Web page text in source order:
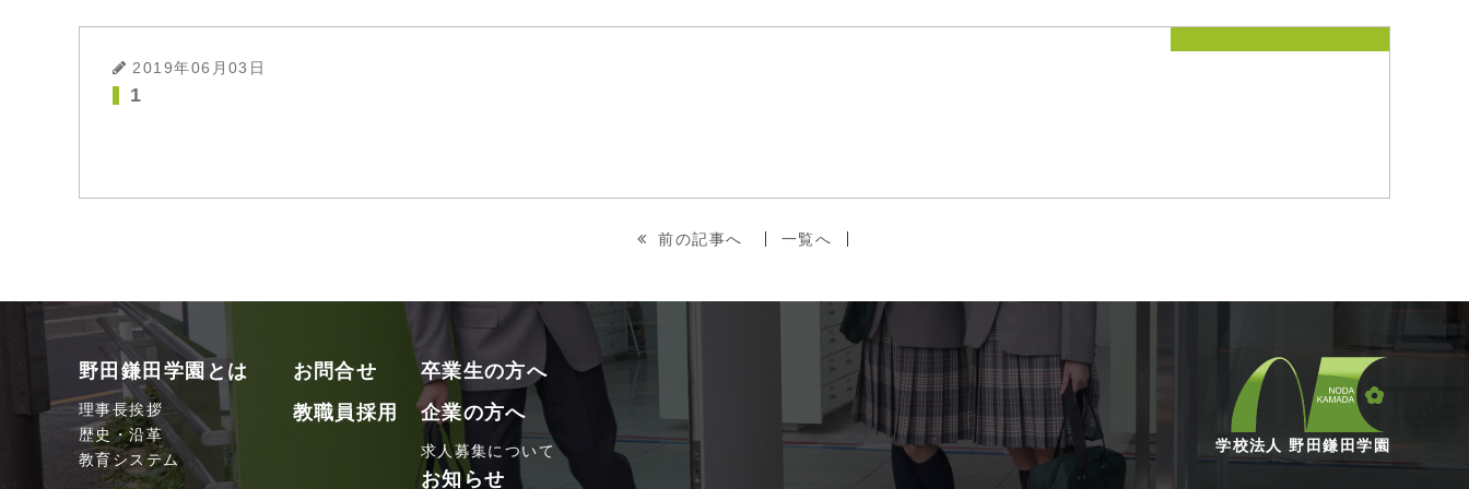
2019年06月03日
1
前の記事へ 一覧へ
野田鎌田学園とは
理事長挨拶
歴史・沿革
教育システム
お問合せ
教職員採用
卒業生の方へ
企業の方へ
求人募集について
お知らせ
学校法人 野田鎌田学園